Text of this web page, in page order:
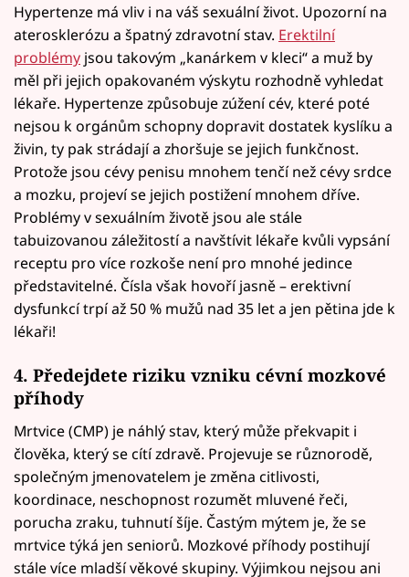
Hypertenze má vliv i na váš sexuální život. Upozorní na
aterosklerózu a špatný zdravotní stav. Erektilní
problémy jsou takovým „kanárkem v kleci“ a muž by
měl při jejich opakovaném výskytu rozhodně vyhledat
lékaře. Hypertenze způsobuje zúžení cév, které poté
nejsou k orgánům schopny dopravit dostatek kyslíku a
živin, ty pak strádají a zhoršuje se jejich funkčnost.
Protože jsou cévy penisu mnohem tenčí než cévy srdce
a mozku, projeví se jejich postižení mnohem dříve.
Problémy v sexuálním životě jsou ale stále
tabuizovanou záležitostí a navštívit lékaře kvůli vypsání
receptu pro více rozkoše není pro mnohé jedince
představitelné. Čísla však hovoří jasně – erektivní
dysfunkcí trpí až 50 % mužů nad 35 let a jen pětina jde k
lékaři!
4. Předejdete riziku vzniku cévní mozkové
příhody
Mrtvice (CMP) je náhlý stav, který může překvapit i
člověka, který se cítí zdravě. Projevuje se různorodě,
společným jmenovatelem je změna citlivosti,
koordinace, neschopnost rozumět mluvené řeči,
porucha zraku, tuhnutí šíje. Častým mýtem je, že se
mrtvice týká jen seniorů. Mozkové příhody postihují
stále více mladší věkové skupiny. Výjimkou nejsou ani